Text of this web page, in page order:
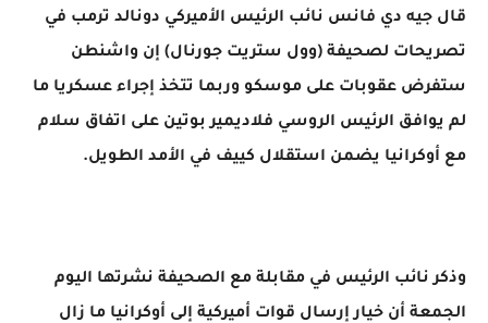
قال جيه دي فانس نائب الرئيس الأميركي دونالد ترمب في
تصريحات لصحيفة (وول ستريت جورنال) إن واشنطن
ستفرض عقوبات على موسكو وربما تتخذ إجراء عسكريا ما
لم يوافق الرئيس الروسي فلاديمير بوتين على اتفاق سلام
مع أوكرانيا يضمن استقلال كييف في الأمد الطويل.
وذكر نائب الرئيس في مقابلة مع الصحيفة نشرتها اليوم
الجمعة أن خيار إرسال قوات أميركية إلى أوكرانيا ما زال